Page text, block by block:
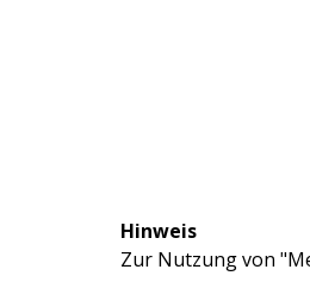
Hinweis
Zur Nutzung von